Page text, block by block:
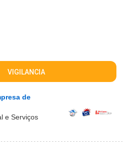
VIGILANCIA
de
e Serviços